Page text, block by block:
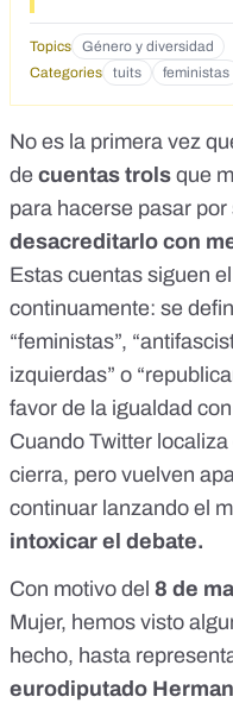
Topics Género y diversidad
Categories
tuits feministas
No es la primera vez
de cuentas trols que
para hacerse pasar
desacreditarlo con
Estas cuentas siguen
continuamente: se
“feministas”,
izquierdas” o
favor de la igualdad
Cuando Twitter
cierra, pero vuelven
continuar lanzando el
intoxicar el debate.
Con motivo del 8 de
Mujer, hemos visto
hecho, hasta
eurodiputado